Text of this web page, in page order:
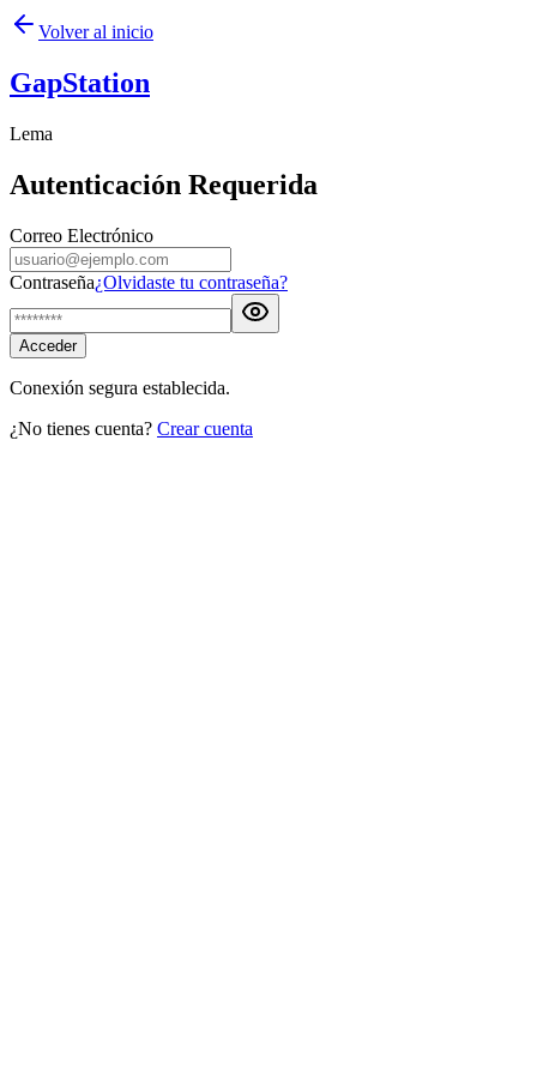
Volver al inicio
GapStation
Lema
Autenticación Requerida
Correo Electrónico
Contraseña¿Olvidaste tu contraseña?
Acceder
Conexión segura establecida.
¿No tienes cuenta? Crear cuenta